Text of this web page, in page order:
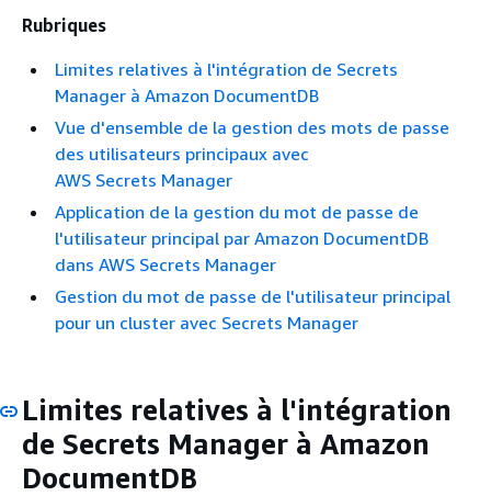
Rubriques
Limites relatives à l'intégration de Secrets
Manager à Amazon DocumentDB
Vue d'ensemble de la gestion des mots de passe
des utilisateurs principaux avec
AWS Secrets Manager
Application de la gestion du mot de passe de
l'utilisateur principal par Amazon DocumentDB
dans AWS Secrets Manager
Gestion du mot de passe de l'utilisateur principal
pour un cluster avec Secrets Manager
Limites relatives à l'intégration
de Secrets Manager à Amazon
DocumentDB